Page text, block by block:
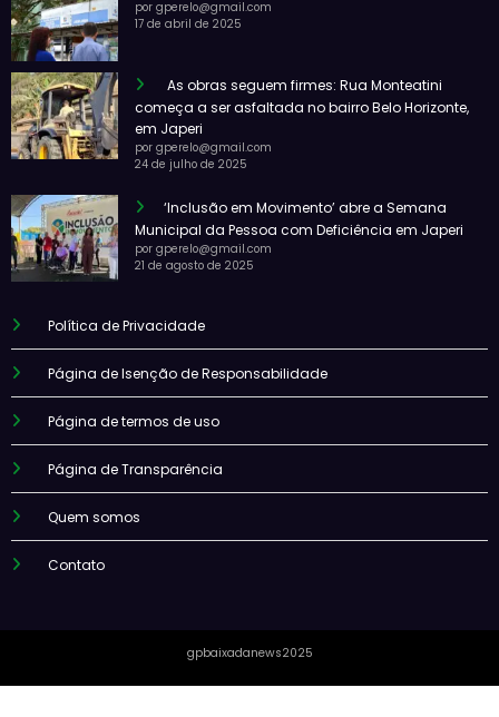
por gperelo@gmail.com
17 de abril de 2025
As obras seguem firmes: Rua Monteatini
começa a ser asfaltada no bairro Belo Horizonte,
em Japeri
por gperelo@gmail.com
24 de julho de 2025
‘Inclusão em Movimento’ abre a Semana
Municipal da Pessoa com Deficiência em Japeri
por gperelo@gmail.com
21 de agosto de 2025
Política de Privacidade
Página de Isenção de Responsabilidade
Página de termos de uso
Página de Transparência
Quem somos
Contato
gpbaixadanews2025